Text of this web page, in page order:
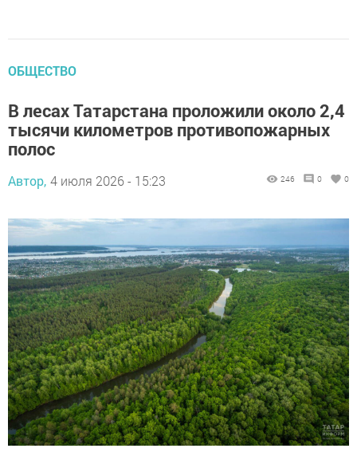
ОБЩЕСТВО
В лесах Татарстана проложили около 2,4
тысячи километров противопожарных
полос
Автор, 4 июля 2026 - 15:23 246 0 0